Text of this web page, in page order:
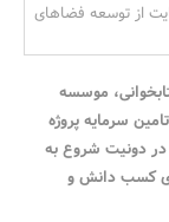
از توسعه فضاهای
موسسه
سرمایه پروژه
در دونیت شروع به
کسب دانش و